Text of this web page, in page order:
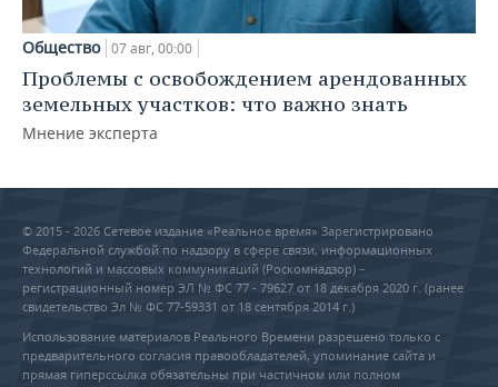
Общество 07 авг, 00:00
Проблемы с освобождением арендованных
земельных участков: что важно знать
Мнение эксперта
© 2015 - 2026 Сетевое издание «Реальное время» Зарегистрировано
Федеральной службой по надзору в сфере связи, информационных
технологий и массовых коммуникаций (Роскомнадзор) –
регистрационный номер ЭЛ № ФС 77 - 79627 от 18 декабря 2020 г. (ранее
свидетельство Эл № ФС 77-59331 от 18 сентября 2014 г.)
Использование материалов Реального Времени разрешено только с
предварительного согласия правообладателей, упоминание сайта и
прямая гиперссылка обязательны при частичном или полном